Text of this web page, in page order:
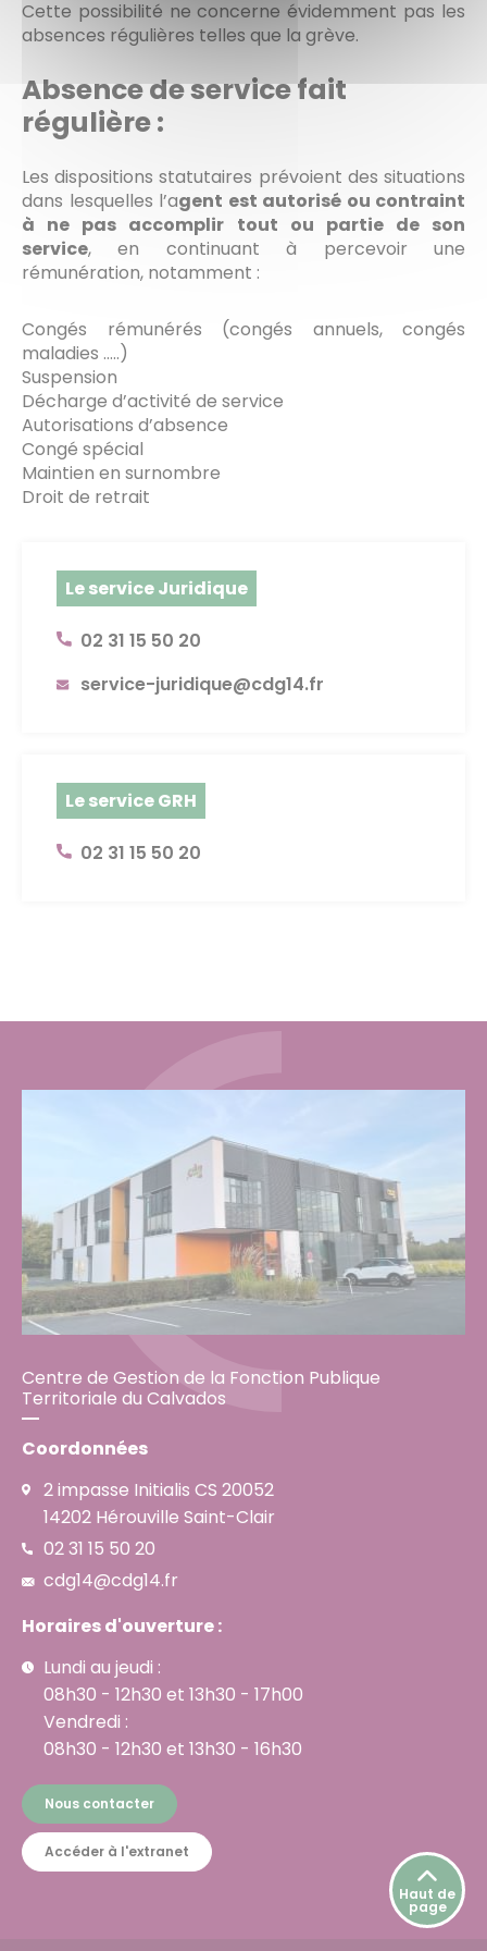
Cette possibilité ne concerne évidemment pas les
absences régulières telles que la grève.
Absence de service fait
régulière :
Les dispositions statutaires prévoient des situations
dans lesquelles l’agent est autorisé ou contraint
à ne pas accomplir tout ou partie de son
service, en continuant à percevoir une
rémunération, notamment :
Congés rémunérés (congés annuels, congés
maladies …..)
Suspension
Décharge d’activité de service
Autorisations d’absence
Congé spécial
Maintien en surnombre
Droit de retrait
Le service Juridique
02 31 15 50 20
service-juridique@cdg14.fr
Le service GRH
02 31 15 50 20
Haut de
page
Centre de Gestion de la Fonction Publique
Territoriale du Calvados
Coordonnées
2 impasse Initialis CS 20052
14202 Hérouville Saint-Clair
02 31 15 50 20
cdg14@cdg14.fr
Horaires d'ouverture :
Lundi au jeudi :
08h30 - 12h30 et 13h30 - 17h00
Vendredi :
08h30 - 12h30 et 13h30 - 16h30
Nous contacter
Accéder à l'extranet